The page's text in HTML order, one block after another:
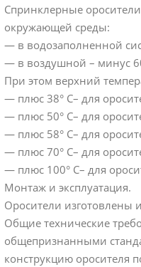
Спринклерные
окружающей среды:
— в водозаполненной
— в воздушной – минус
При этом верхний
— плюс 38° С– для
— плюс 50° С– для
— плюс 58° С– для
— плюс 70° С– для
— плюс 100° С– для
Монтаж и эксплуатация.
Оросители изготовлены
Общие технические
общепризнанными
конструкцию оросителя